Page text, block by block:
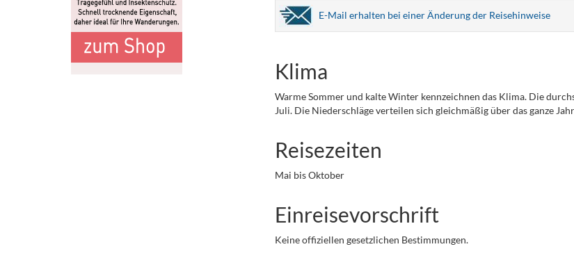
E-Mail erhalten bei einer Änderung der Reisehinweise
Klima
Warme Sommer und kalte Winter kennzeichnen das Klima. Die
Juli. Die Niederschläge verteilen sich gleichmäßig über das ganze
Reisezeiten
Mai bis Oktober
Einreisevorschrift
Keine offiziellen gesetzlichen Bestimmungen.